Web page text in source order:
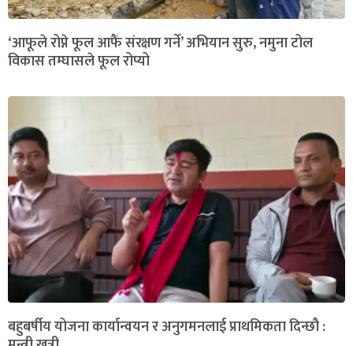
‘आफूले रोप्ने फूल आफैं संरक्षण गर्ने’ अभियान सुरु, नमुना टोल
विकास तम्घासले फूल रोप्यो
बहुबर्षीय योजना कार्यान्वयन र अनुगमनलाई प्राथमिकता दिन्छौ :